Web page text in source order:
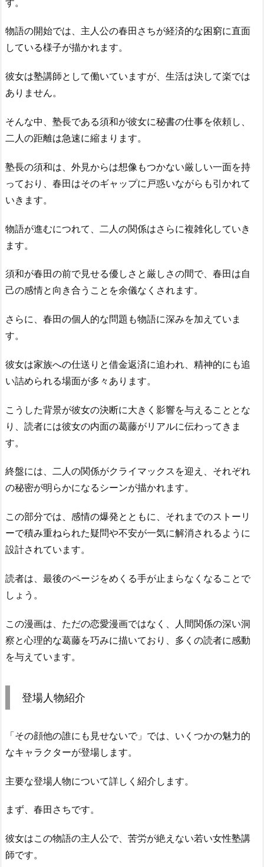
物語の開始では、主人公の春田さちが経済的な困窮に直面
している様子が描かれます。
彼女は塾講師として働いていますが、生活は決して楽では
ありません。
そんな中、塾長である須和が彼女に秘書の仕事を依頼し、
二人の距離は急速に縮まります。
塾長の須和は、外見からは想像もつかない厳しい一面を持
っており、春田はそのギャップに戸惑いながらも引かれて
いきます。
物語が進むにつれて、二人の関係はさらに複雑化していき
ます。
須和が春田の前で見せる優しさと厳しさの間で、春田は自
己の感情と向き合うことを余儀なくされます。
さらに、春田の個人的な問題も物語に深みを加えていま
す。
彼女は家族への仕送りと借金返済に追われ、精神的にも追
い詰められる場面が多々あります。
こうした背景が彼女の決断に大きく影響を与えることとな
り、読者には彼女の内面の葛藤がリアルに伝わってきま
す。
終盤には、二人の関係がクライマックスを迎え、それぞれ
の秘密が明らかになるシーンが描かれます。
この部分では、感情の爆発とともに、それまでのストーリ
ーで積み重ねられた疑問や不安が一気に解消されるように
設計されています。
読者は、最後のページをめくる手が止まらなくなることで
しょう。
この漫画は、ただの恋愛漫画ではなく、人間関係の深い洞
察と心理的な葛藤を巧みに描いており、多くの読者に感動
を与えています。
登場人物紹介
「その顔他の誰にも見せないで」では、いくつかの魅力的
なキャラクターが登場します。
主要な登場人物について詳しく紹介します。
まず、春田さちです。
彼女はこの物語の主人公で、苦労が絶えない若い女性塾講
師です。